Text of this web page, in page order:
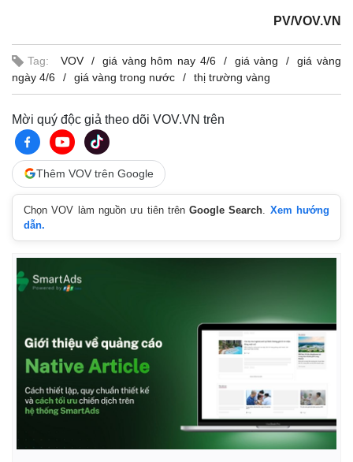
Kinh tế
Bất động sản
Thị trường
Tiêu dùng
PV/VOV.VN
Tag: VOV giá vàng hôm nay 4/6 giá vàng
giá vàng
ngày 4/6
giá vàng trong nước thị trường vàng
Mời quý độc giả theo dõi VOV.VN trên
Thêm VOV trên Google
Chọn VOV làm nguồn ưu tiên trênGoogle Search
Xem hướng
dẫn.